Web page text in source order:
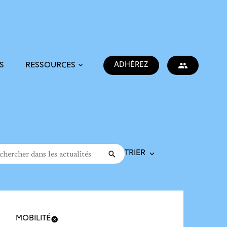
RESSOURCES ADHÉREZ
dans les actualités Valider
Trier la recherche
MOBILITÉ